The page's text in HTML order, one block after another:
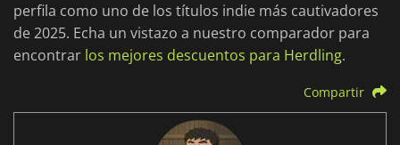
perfila como uno de los títulos indie más cautivadores
de 2025. Echa un vistazo a nuestro comparador para
encontrar los mejores descuentos para Herdling.
Compartir